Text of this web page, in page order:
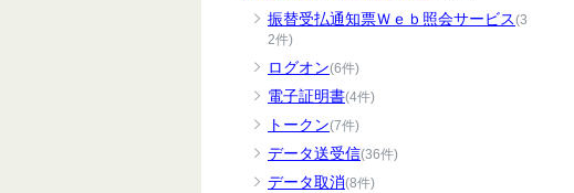
振替受払通知票Ｗｅｂ照会サービス(3
2件)
ログオン(6件)
電子証明書(4件)
トークン(7件)
データ送受信(36件)
データ取消(8件)